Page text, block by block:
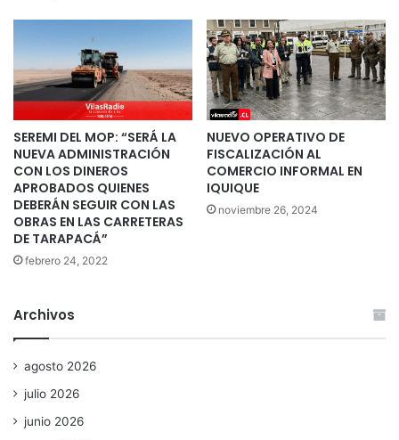
SEREMI DEL MOP: “SERÁ LA
NUEVA ADMINISTRACIÓN
CON LOS DINEROS
APROBADOS QUIENES
DEBERÁN SEGUIR CON LAS
OBRAS EN LAS CARRETERAS
DE TARAPACÁ”
febrero 24, 2022
NUEVO OPERATIVO DE
FISCALIZACIÓN AL
COMERCIO INFORMAL EN
IQUIQUE
noviembre 26, 2024
Archivos
agosto 2026
julio 2026
junio 2026